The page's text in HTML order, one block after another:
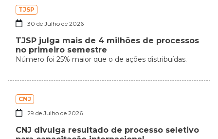
TJSP
30 de Julho de 2026
TJSP julga mais de 4 milhões de processos
no primeiro semestre
Número foi 25% maior que o de ações distribuídas.
CNJ
29 de Julho de 2026
CNJ divulga resultado de processo seletivo